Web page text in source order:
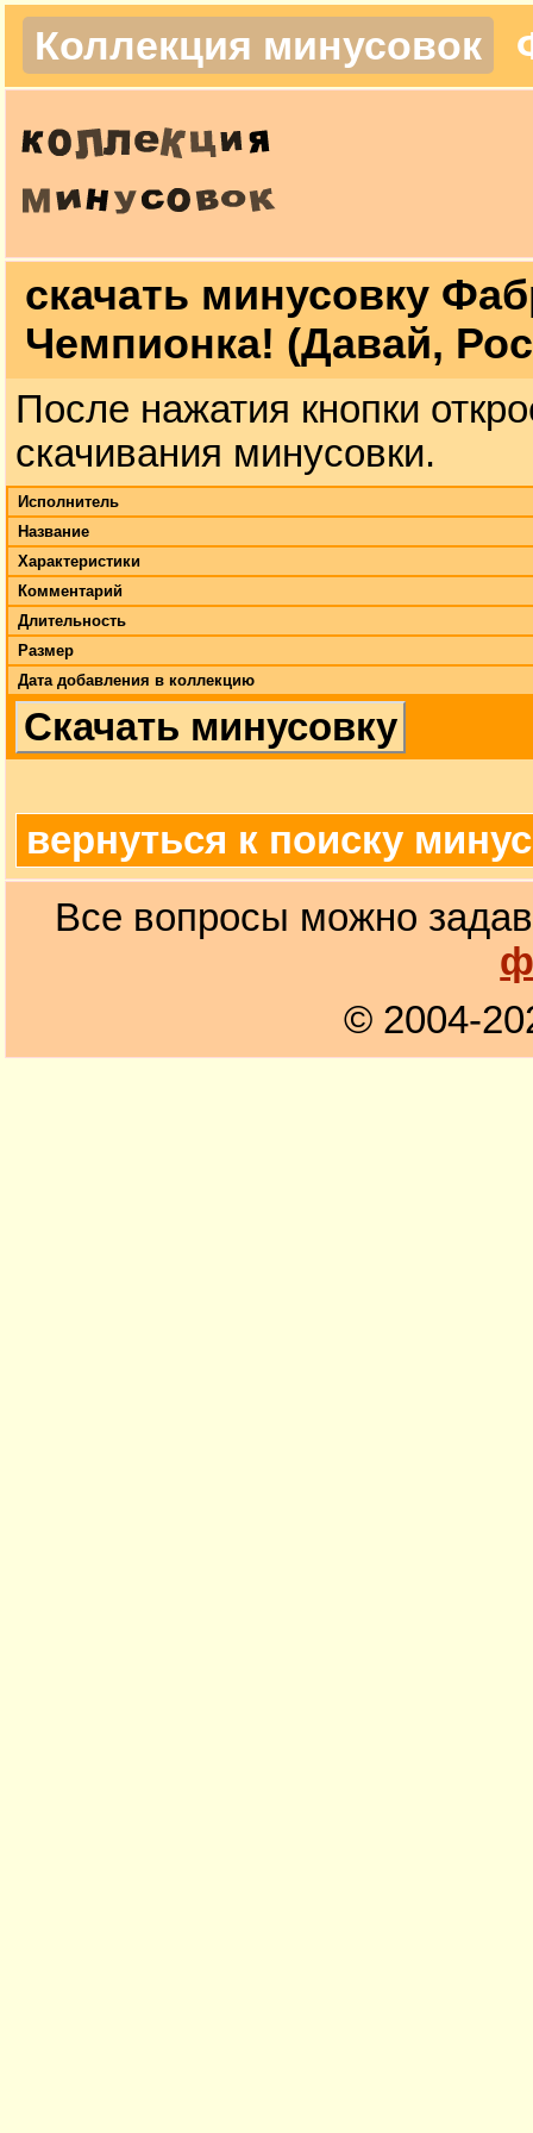
Коллекция минусовок
скачать минусовку
Чемпионка! (Давай,
После нажатия кнопки
скачивания минусовки.
Исполнитель
Название
Характеристики
Комментарий
Длительность
Размер
Дата добавления в коллекцию
Скачать минусовку
вернуться к поиску
Все вопросы можно
© 2004-